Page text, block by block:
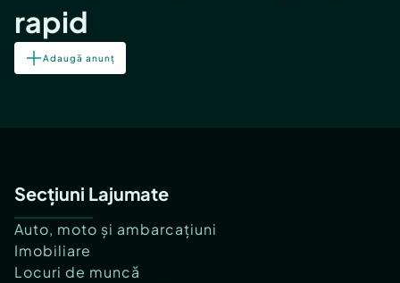
rapid
Adaugă anunț
Secțiuni Lajumate
Auto, moto și ambarcațiuni
Imobiliare
Locuri de muncă